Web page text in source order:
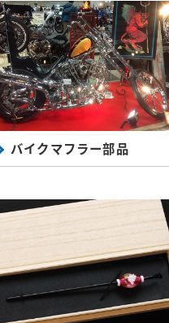
バイクマフラー部品